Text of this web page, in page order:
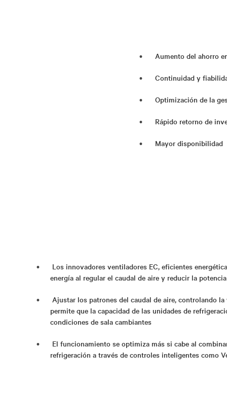
Aumento del ahorro
Continuidad y
Optimización de la
Rápido retorno de
Mayor disponibilidad
Los innovadores ventiladores EC, eficientes
energía al regular el caudal de aire y reducir la
Ajustar los patrones del caudal de aire, controlando
permite que la capacidad de las unidades de
condiciones de sala cambiantes
El funcionamiento se optimiza más si cabe al
refrigeración a través de controles inteligentes como